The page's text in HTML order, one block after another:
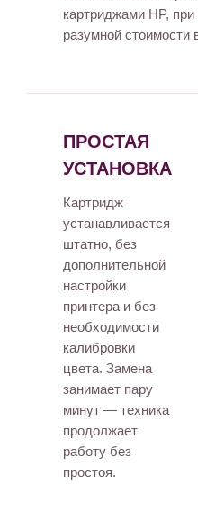
картриджами HP,
разумной стоимости
ПРОСТАЯ
УСТАНОВКА
Картридж
устанавливается
штатно, без
дополнительной
настройки
принтера и без
необходимости
калибровки
цвета. Замена
занимает пару
минут — техника
продолжает
работу без
простоя.